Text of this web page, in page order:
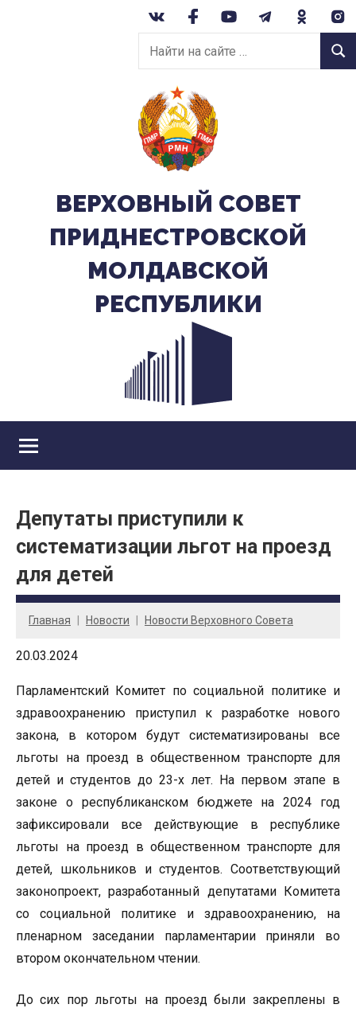
Найти
на
сайте:
ВЕРХОВНЫЙ CОВЕТ
ПРИДНЕСТРОВСКОЙ
МОЛДАВСКОЙ
РЕСПУБЛИКИ
Депутаты приступили к
систематизации льгот на проезд
для детей
Главная Новости Новости Верховного Совета
20.03.2024
Парламентский Комитет по социальной политике и
здравоохранению приступил к разработке нового
закона, в котором будут систематизированы все
льготы на проезд в общественном транспорте для
детей и студентов до 23-х лет. На первом этапе в
законе о республиканском бюджете на 2024 год
зафиксировали все действующие в республике
льготы на проезд в общественном транспорте для
детей, школьников и студентов. Соответствующий
законопроект, разработанный депутатами Комитета
со социальной политике и здравоохранению, на
пленарном заседании парламентарии приняли во
втором окончательном чтении.
До сих пор льготы на проезд были закреплены в